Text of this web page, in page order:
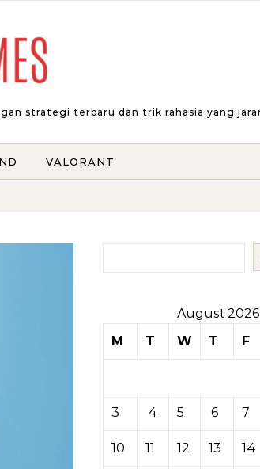
strategi terbaru dan trik rahasia yang
VALORANT
August 2026
M
T W T F
3 4 5 6 7
10 11 12 13 14